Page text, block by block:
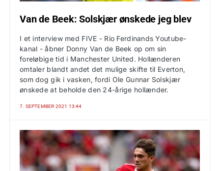
Van de Beek: Solskjær ønskede jeg blev
I et interview med FIVE - Rio Ferdinands Youtube-
kanal - åbner Donny Van de Beek op om sin
foreløbige tid i Manchester United. Hollænderen
omtaler blandt andet det mulige skifte til Everton,
som dog gik i vasken, fordi Ole Gunnar Solskjær
ønskede at beholde den 24-årige hollænder.
7. SEPTEMBER 2021 13:44